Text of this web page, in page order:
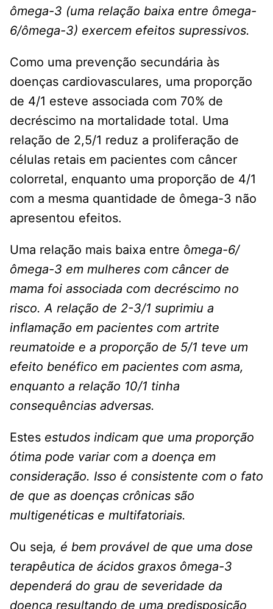
ômega-3 (uma relação baixa entre ômega-
6/ômega-3) exercem efeitos supressivos.
Como uma prevenção secundária às
doenças cardiovasculares, uma proporção
de 4/1 esteve associada com 70% de
decréscimo na mortalidade total. Uma
relação de 2,5/1 reduz a proliferação de
células retais em pacientes com câncer
colorretal, enquanto uma proporção de 4/1
com a mesma quantidade de ômega-3 não
apresentou efeitos.
Uma relação mais baixa entre ômega-6/
ômega-3 em mulheres com câncer de
mama foi associada com decréscimo no
risco. A relação de 2-3/1 suprimiu a
inflamação em pacientes com artrite
reumatoide e a proporção de 5/1 teve um
efeito benéfico em pacientes com asma,
enquanto a relação 10/1 tinha
consequências adversas.
Estes estudos indicam que uma proporção
ótima pode variar com a doença em
consideração. Isso é consistente com o fato
de que as doenças crônicas são
multigenéticas e multifatoriais.
Ou seja, é bem provável de que uma dose
terapêutica de ácidos graxos ômega-3
dependerá do grau de severidade da
doença resultando de uma predisposição